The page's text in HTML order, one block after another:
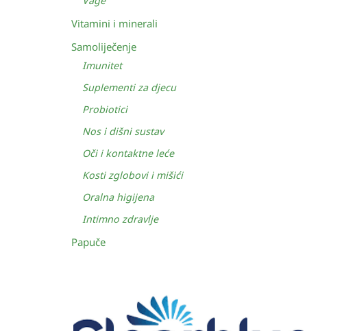
Vitamini i minerali
Samoliječenje
Imunitet
Suplementi za djecu
Probiotici
Nos i dišni sustav
Oči i kontaktne leće
Kosti zglobovi i mišići
Oralna higijena
Intimno zdravlje
Papuče